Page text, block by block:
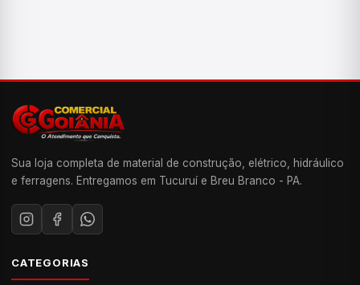
Sua loja completa de material de construção, elétrico, hidráulico
e ferragens. Entregamos em Tucuruí e Breu Branco - PA.
CATEGORIAS